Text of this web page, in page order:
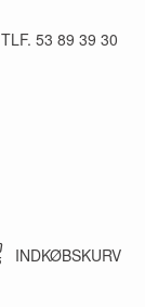
TLF. 53 89 39 30
INDKØBSKURV